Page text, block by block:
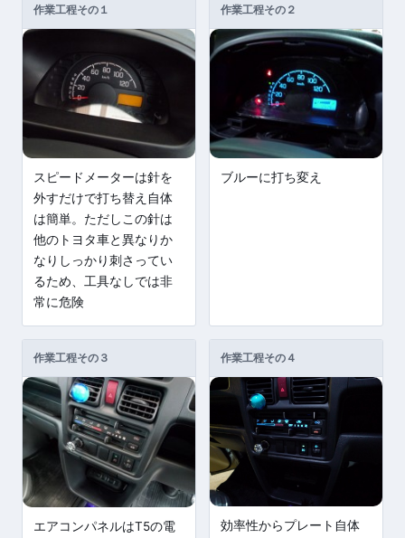
作業工程その１
スピードメーターは針を
外すだけで打ち替え自体
は簡単。ただしこの針は
他のトヨタ車と異なりか
なりしっかり刺さってい
るため、工具なしでは非
常に危険
作業工程その２
ブルーに打ち変え
作業工程その３
エアコンパネルはT5の電
作業工程その４
効率性からプレート自体